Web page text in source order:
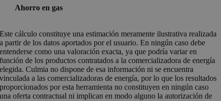
Ahorro en gas
Este cálculo constituye una estimación meramente ilustrativa realizada
a partir de los datos aportados por el usuario. En ningún caso debe
entenderse como una valoración exacta, ya que podría variar en
función de los productos contratados a la comercializadora de energía
elegida. Culmia no dispone de esa información ni se encuentra
vinculada a las comercializadoras de energía, por lo que los resultados
proporcionados por esta herramienta no constituyen en ningún caso
una oferta contractual ni implican en modo alguno la autorización de